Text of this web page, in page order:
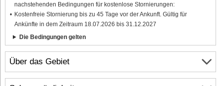
Über das Gebiet
nachstehenden Bedingungen für kostenlose Stornierungen:
Kostenfreie Stornierung bis zu 45 Tage vor der Ankunft. Gültig für
Ankünfte in dem Zeitraum 18.07.2026 bis 31.12.2027
Die Bedingungen gelten